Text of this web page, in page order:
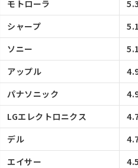
モトローラ
シャープ
ソニー
アップル
パナソニック
LGエレクトロニクス
デル
エイサー